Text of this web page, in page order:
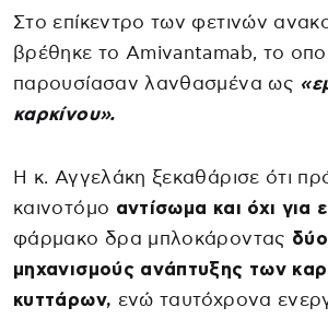
Στο επίκεντρο των φετινών
βρέθηκε το Amivantamab, το
παρουσίασαν λανθασμένα ως
καρκίνου».
Η κ. Αγγελάκη ξεκαθάρισε ότι
καινοτόμο αντίσωμα και όχι για
φάρμακο δρα μπλοκάροντας
μηχανισμούς ανάπτυξης των
κυττάρων, ενώ ταυτόχρονα